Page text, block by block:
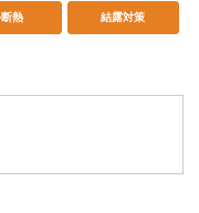
熱 結露対策